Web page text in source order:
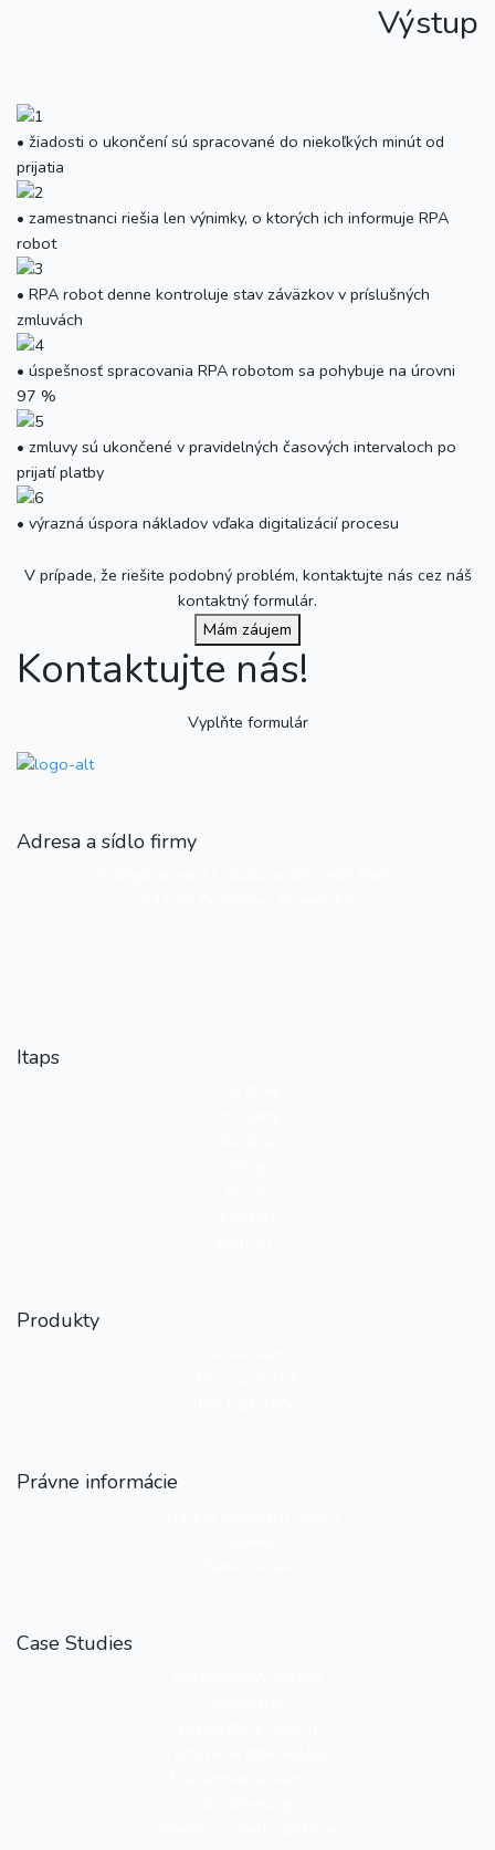
Výstup
• žiadosti o ukončení sú spracované do niekoľkých minút od
prijatia
• zamestnanci riešia len výnimky, o ktorých ich informuje RPA
robot
• RPA robot denne kontroluje stav záväzkov v príslušných
zmluvách
• úspešnosť spracovania RPA robotom sa pohybuje na úrovni
97 %
• zmluvy sú ukončené v pravidelných časových intervaloch po
prijatí platby
• výrazná úspora nákladov vďaka digitalizácií procesu
V prípade, že riešite podobný problém, kontaktujte nás cez náš
kontaktný formulár.
Mám záujem
Kontaktujte nás!
Vyplňte formulár
Adresa a sídlo firmy
Itaps
Produkty
Právne informácie
Case Studies